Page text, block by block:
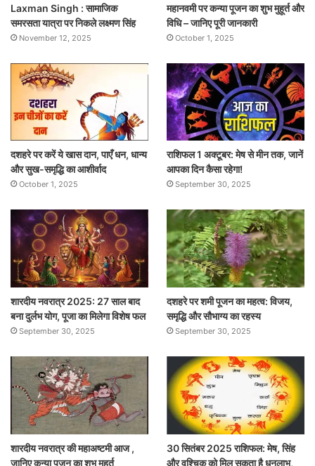
Laxman Singh : सामाजिक
समरसता यात्रा पर निकले लक्ष्मण सिंह
November 12, 2025
महानवमी पर कन्या पूजन का शुभ मुहूर्त और
विधि – जानिए पूरी जानकारी
October 1, 2025
दशहरे पर करें ये खास दान, पाएँ धन, धान्य
और सुख-समृद्धि का आशीर्वाद
October 1, 2025
राशिफल 1 अक्टूबर: मेष से मीन तक, जानें
आपका दिन कैसा रहेगा!
September 30, 2025
शारदीय नवरात्र 2025: 27 साल बाद
बना दुर्लभ योग, पूजा का मिलेगा विशेष फल
September 30, 2025
दशहरे पर शमी पूजन का महत्व: विजय,
समृद्धि और सौभाग्य का रहस्य
September 30, 2025
शारदीय नवरात्र की महाअष्टमी आज ,
जानिए कन्या पूजन का शुभ मुहूर्त
30 सितंबर 2025 राशिफल: मेष, सिंह
और वृश्चिक को मिल सकता है धनलाभ,